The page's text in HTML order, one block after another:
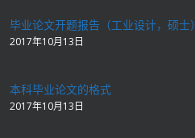
毕业论文开题报告（工业设计，硕士）
2017年10月13日
本科毕业论文的格式
2017年10月13日